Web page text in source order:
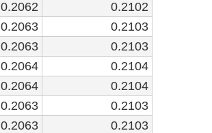
0.2062
0.2102
0.2063
0.2103
0.2063
0.2103
0.2064
0.2104
0.2064
0.2104
0.2063
0.2103
0.2063
0.2103